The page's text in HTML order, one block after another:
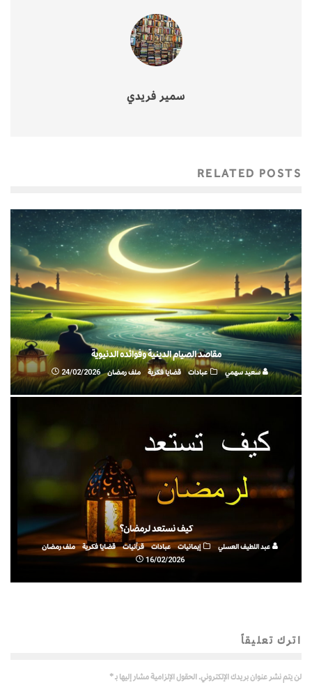
سمير فريدي
RELATED POSTS
مقاصد الصيام الدينية وفوائده الدنيوية
سعيد سهمي عبادات قضايا فكرية ملف رمضان 24/02/2026
كيف نستعد لرمضان؟
عبد اللطيف العسلي إيمانيات عبادات قرآنيات قضايا فكرية
ملف رمضان
16/02/2026
اترك تعليقاً
لن يتم نشر عنوان بريدك الإلكتروني. الحقول الإلزامية مشار إليها بـ*